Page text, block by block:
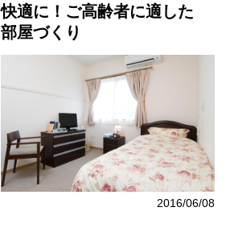
快適に！ご高齢者に適した
部屋づくり
2016/06/08